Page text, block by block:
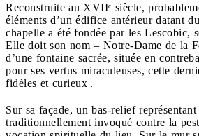
Reconstruite au XVIIᵉ siècle,
éléments d’un édifice antérieur datant
chapelle a été fondée par les Lescobic,
Elle doit son nom – Notre-Dame de la
d’une fontaine sacrée, située en
pour ses vertus miraculeuses, cette
fidèles et curieux .
Sur sa façade, un bas-relief
traditionnellement invoqué contre la